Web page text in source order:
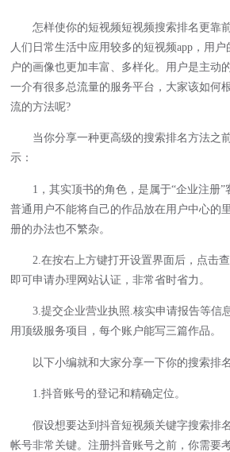
怎样使你的短视频短视频搜索排名更靠前
人们日常生活中应用较多的短视频app，用
户的画像也更加丰富、多样化。用户是主动
一介有很多总流量的服务平台，大家该如何
流的方法呢?
当你分享一种更高级的搜索排名方法之
示：
1，其实顶书的角色，是属于“企业注册”
普通用户不能将自己的作品放在用户中心的
册的办法也不繁杂。
2.在按右上方键打开设置界面后，点击查
即可申请办理网站认证，非常省时省力。
3.提交企业营业执照.核实申请报告等信
用顶级服务项目，每个账户能写三篇作品。
以下小编就和大家分享一下你的搜索排名
1.抖音账号的登记和精确定位。
假设想要达到抖音短视频关键字搜索排
帐号非常关键。注册抖音账号之前，你需要